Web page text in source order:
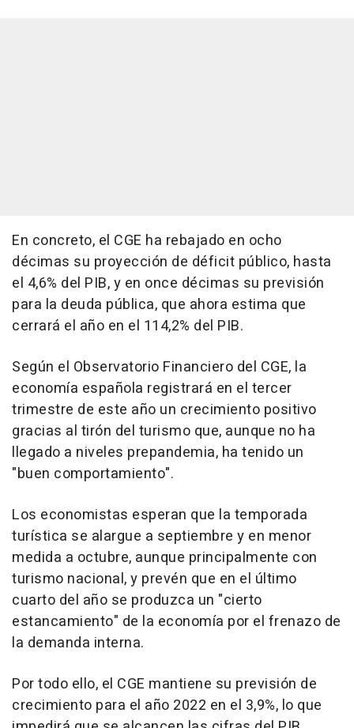
En concreto, el CGE ha rebajado en ocho
décimas su proyección de déficit público, hasta
el 4,6% del PIB, y en once décimas su previsión
para la deuda pública, que ahora estima que
cerrará el año en el 114,2% del PIB.
Según el Observatorio Financiero del CGE, la
economía española registrará en el tercer
trimestre de este año un crecimiento positivo
gracias al tirón del turismo que, aunque no ha
llegado a niveles prepandemia, ha tenido un
"buen comportamiento".
Los economistas esperan que la temporada
turística se alargue a septiembre y en menor
medida a octubre, aunque principalmente con
turismo nacional, y prevén que en el último
cuarto del año se produzca un "cierto
estancamiento" de la economía por el frenazo de
la demanda interna.
Por todo ello, el CGE mantiene su previsión de
crecimiento para el año 2022 en el 3,9%, lo que